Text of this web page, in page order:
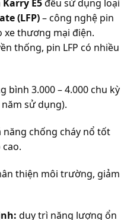
Karry E5đều sử dụng loại
(LFP)– công nghệ pin
xe thương mại điện.
thống, pin LFP có nhiều
bình 3.000 – 4.000 chu kỳ
sử dụng).
năng chống cháy nổ tốt
thiện môi trường, giảm
duy trì năng lượng ổn